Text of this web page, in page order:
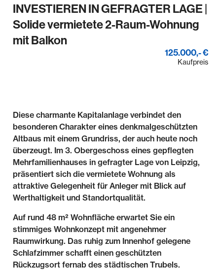
INVESTIEREN IN GEFRAGTER LAGE |
Solide vermietete 2-Raum-Wohnung
mit Balkon
125.000,- €
Kaufpreis
Diese charmante Kapitalanlage verbindet den
besonderen Charakter eines denkmalgeschützten
Altbaus mit einem Grundriss, der auch heute noch
überzeugt. Im 3. Obergeschoss eines gepflegten
Mehrfamilienhauses in gefragter Lage von Leipzig,
präsentiert sich die vermietete Wohnung als
attraktive Gelegenheit für Anleger mit Blick auf
Werthaltigkeit und Standortqualität.
Auf rund 48 m² Wohnfläche erwartet Sie ein
stimmiges Wohnkonzept mit angenehmer
Raumwirkung. Das ruhig zum Innenhof gelegene
Schlafzimmer schafft einen geschützten
Rückzugsort fernab des städtischen Trubels.